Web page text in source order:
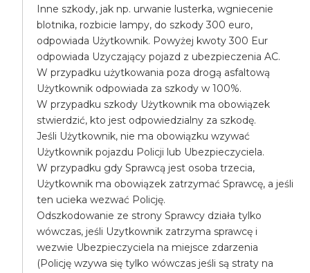
Inne szkody, jak np. urwanie lusterka, wgniecenie
blotnika, rozbicie lampy, do szkody 300 euro,
odpowiada Użytkownik. Powyżej kwoty 300 Eur
odpowiada Uzyczający pojazd z ubezpieczenia AC.
W przypadku użytkowania poza drogą asfaltową
Użytkownik odpowiada za szkody w 100%.
W przypadku szkody Użytkownik ma obowiązek
stwierdzić, kto jest odpowiedzialny za szkodę.
Jeśli Użytkownik, nie ma obowiązku wzywać
Użytkownik pojazdu Policji lub Ubezpieczyciela.
W przypadku gdy Sprawcą jest osoba trzecia,
Użytkownik ma obowiązek zatrzymać Sprawcę, a jeśli
ten ucieka wezwać Policję.
Odszkodowanie ze strony Sprawcy działa tylko
wówczas, jeśli Uzytkownik zatrzyma sprawcę i
wezwie Ubezpieczyciela na miejsce zdarzenia
(Policję wzywa się tylko wówczas jeśli są straty na